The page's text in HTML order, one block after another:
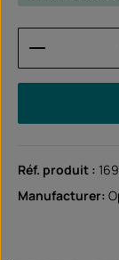
Quantité
Réf. produit :
Manufacturer: